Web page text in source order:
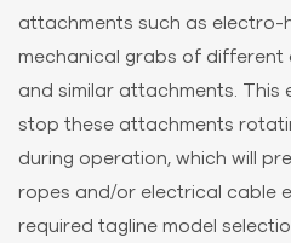
attachments such as
mechanical grabs of different
and similar attachments. This
stop these attachments
during operation, which will
ropes and/or electrical cable
required tagline model